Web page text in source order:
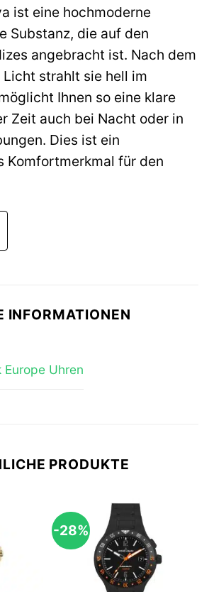
ist eine hochmoderne
Substanz, die auf den
angebracht ist. Nach dem
strahlt sie hell im
Ihnen so eine klare
Zeit auch bei Nacht oder in
Dies ist ein
Komfortmerkmal für den
INFORMATIONEN
Europe Uhren
PRODUKTE
-28%